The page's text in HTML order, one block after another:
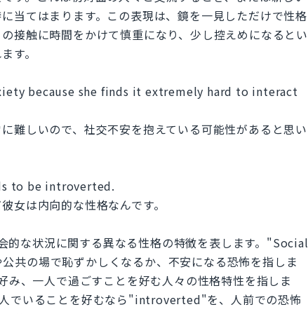
当てはまります。この表現は、鏡を一見しただけで性格
接触に時間をかけて慎重になり、少し控えめになるとい
す。
because she finds it extremely hard to interact
難しいので、社交不安を抱えている可能性があると思い
to be introverted.
女は内向的な性格なんです。
な状況に関する異なる性格の特徴を表します。"Social
共の場で恥ずかしくなるか、不安になる恐怖を指しま
、一人で過ごすことを好む人々の性格特性を指しま
でいることを好むなら"introverted"を、人前での恐怖